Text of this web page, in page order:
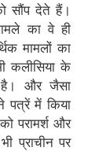
सौंप देते हैं।
का वे ही
मामलों का
कलीसिया के
है। और जैसा
पत्रें में किया
परामर्श और
प्राचीन पर